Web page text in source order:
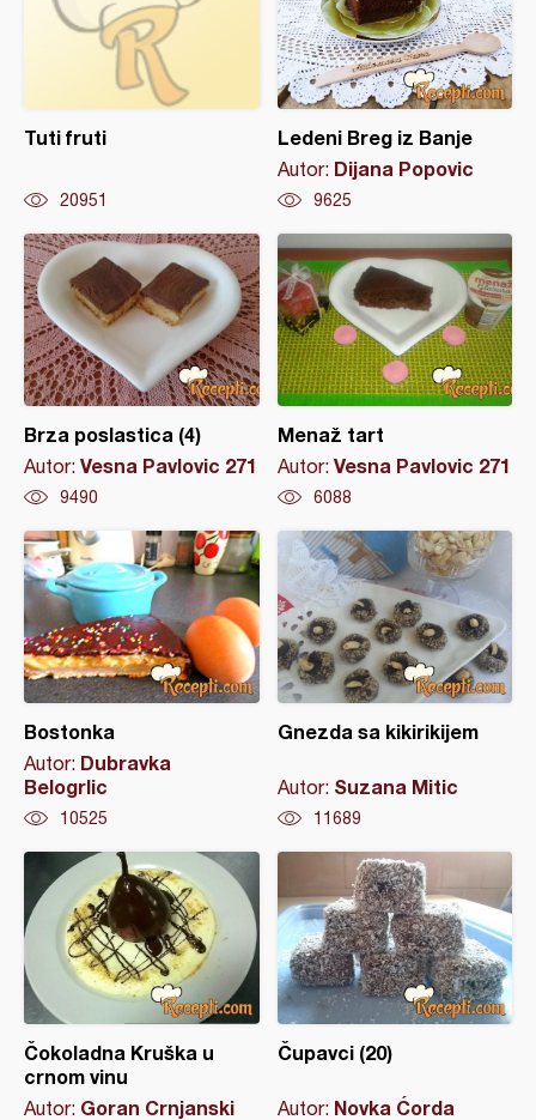
Tuti fruti
20951
Ledeni Breg iz Banje
Autor: Dijana Popovic
9625
Brza poslastica (4)
Autor: Vesna Pavlovic 271
9490
Menaž tart
Autor: Vesna Pavlovic 271
6088
Bostonka
Autor: Dubravka
Belogrlic
10525
Gnezda sa kikirikijem
Autor: Suzana Mitic
11689
Čokoladna Kruška u
crnom vinu
Autor: Goran Crnjanski
Čupavci (20)
Autor: Novka Ćorda